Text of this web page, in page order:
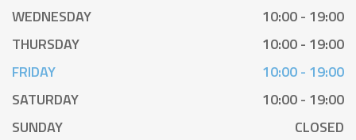
WEDNESDAY
10:00 - 19:00
THURSDAY
10:00 - 19:00
FRIDAY
10:00 - 19:00
SATURDAY
10:00 - 19:00
SUNDAY
CLOSED